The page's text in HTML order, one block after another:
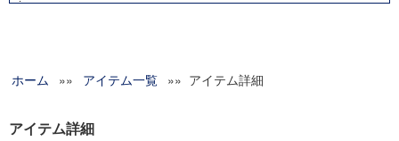
グローバルリサーチインスティテュート
科学研究費補助金研究成果報告書
ホーム »» アイテム一覧 »» アイテム詳細
アイテム詳細